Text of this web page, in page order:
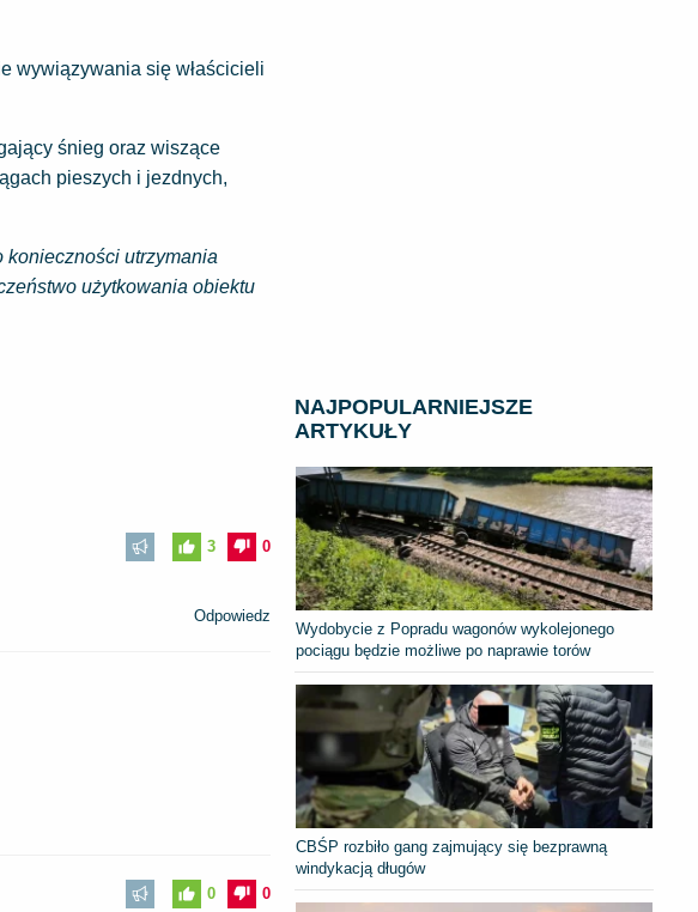
wywiązywania się właścicieli
śnieg oraz wiszące
pieszych i jezdnych,
konieczności utrzymania
użytkowania obiektu
0
3
Odpowiedz
0
0
NAJPOPULARNIEJSZE
ARTYKUŁY
Wydobycie z Popradu wagonów wykolejonego
pociągu będzie możliwe po naprawie torów
CBŚP rozbiło gang zajmujący się bezprawną
windykacją długów